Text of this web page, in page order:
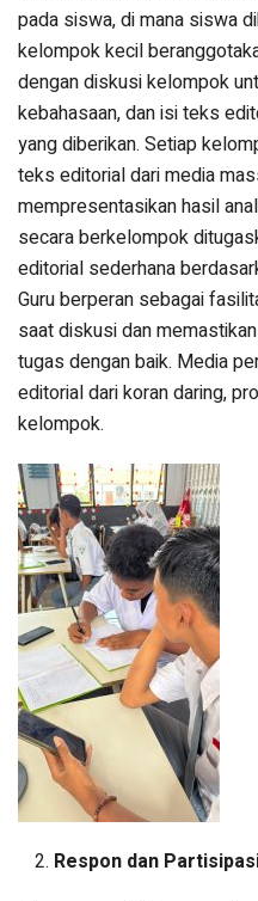
pada siswa, di mana siswa
kelompok kecil
dengan diskusi kelompok
kebahasaan, dan isi teks
yang diberikan. Setiap
teks editorial dari media
mempresentasikan hasil
secara berkelompok
editorial sederhana
Guru berperan sebagai
saat diskusi dan
tugas dengan baik. Media
editorial dari koran daring,
kelompok.
Respon dan